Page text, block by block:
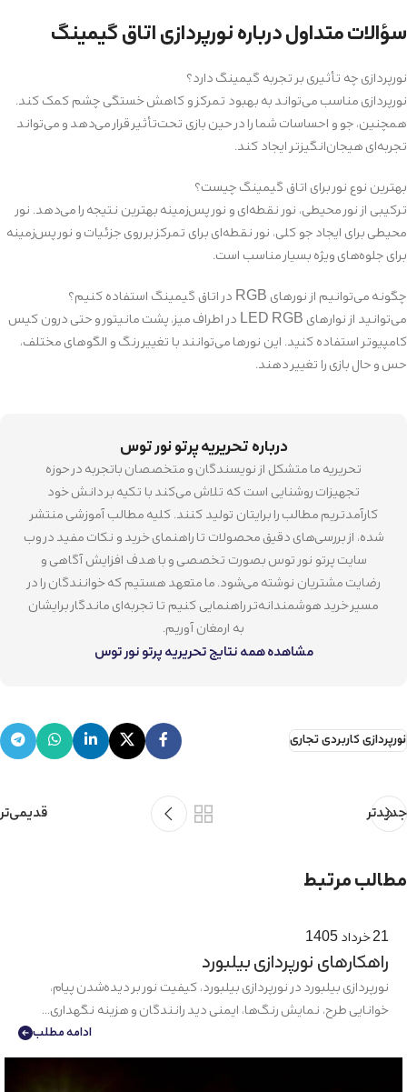
سؤالات متداول درباره نورپردازی اتاق گیمینگ
نورپردازی چه تأثیری بر تجربه گیمینگ دارد؟
نورپردازی مناسب می‌تواند به بهبود تمرکز و کاهش خستگی چشم کمک کند.
همچنین، جو و احساسات شما را در حین بازی تحت‌تأثیر قرار می‌دهد و می‌تواند
تجربه‌ای هیجان‌انگیزتر ایجاد کند.
بهترین نوع نور برای اتاق گیمینگ چیست؟
ترکیبی از نور محیطی، نور نقطه‌ای و نور پس‌زمینه بهترین نتیجه را می‌دهد. نور
محیطی برای ایجاد جو کلی، نور نقطه‌ای برای تمرکز بر روی جزئیات و نور پس‌زمینه
برای جلوه‌های ویژه بسیار مناسب است.
چگونه می‌توانیم از نورهای RGB در اتاق گیمینگ استفاده کنیم؟
می‌توانید از نوارهای LED RGB در اطراف میز، پشت مانیتور و حتی درون کیس
کامپیوتر استفاده کنید. این نورها می‌توانند با تغییر رنگ و الگوهای مختلف،
حس و حال بازی را تغییر دهند.
درباره تحریریه پرتو نور توس
تحریریه ما متشکل از نویسندگان و متخصصان باتجربه در حوزه
تجهیزات روشنایی است که تلاش می‌کند با تکیه بر دانش خود
کارآمدتریم مطالب را برایتان تولید کنند. کلیه مطالب آموزشی منتشر
شده، از بررسی‌های دقیق محصولات تا راهنمای خرید و نکات مفید در وب
سایت پرتو نور توس بصورت تخصصی و با هدف افزایش آگاهی و
رضایت مشتریان نوشته می‌شود. ما متعهد هستیم که خوانندگان را در
مسیر خرید هوشمندانه‌تر راهنمایی کنیم تا تجربه‌ای ماندگار برایشان
به ارمغان آوریم.
مشاهده همه نتایج تحریریه پرتو نور توس
نورپردازی کاربردی تجاری
جدیدتر قدیمی‌تر
مطالب مرتبط
21 خرداد 1405
راهکارهای نورپردازی بیلبورد
نورپردازی بیلبورد در نورپردازی بیلبورد، کیفیت نور بر دیده‌شدن پیام،
خوانایی طرح، نمایش رنگ‌ها، ایمنی دید رانندگان و هزینه نگهداری...
ادامه مطلب